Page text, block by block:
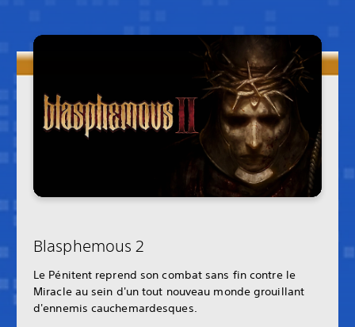
Blasphemous 2
Le Pénitent reprend son combat sans fin contre le
Miracle au sein d'un tout nouveau monde grouillant
d'ennemis cauchemardesques.